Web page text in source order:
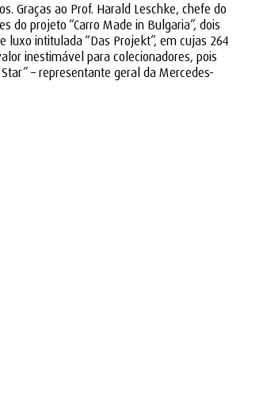
Graças ao Prof. Harald Leschke, chefe do
do projeto “Carro Made in Bulgaria”, dois
luxo intitulada “Das Projekt”, em cujas 264
inestimável para colecionadores, pois
– representante geral da Mercedes-